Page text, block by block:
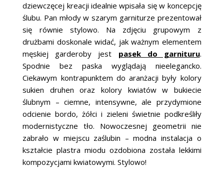
dziewczęcej kreacji idealnie wpisała się w koncepcję
ślubu. Pan młody w szarym garniturze prezentował
się równie stylowo. Na zdjęciu grupowym z
drużbami doskonale widać, jak ważnym elementem
męskiej garderoby jest pasek do garnituru.
Spodnie bez paska wyglądają nieelegancko.
Ciekawym kontrapunktem do aranżacji były kolory
sukien druhen oraz kolory kwiatów w bukiecie
ślubnym – ciemne, intensywne, ale przydymione
odcienie bordo, żółci i zieleni świetnie podkreśliły
modernistyczne tło. Nowoczesnej geometrii nie
zabrało w miejscu zaślubin – modna instalacja o
kształcie plastra miodu ozdobiona została lekkimi
kompozycjami kwiatowymi. Stylowo!